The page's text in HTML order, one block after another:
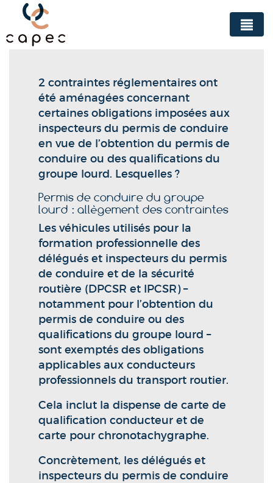
Panneau de gestion des cookies
2 contraintes réglementaires ont
été aménagées concernant
certaines obligations imposées aux
inspecteurs du permis de conduire
en vue de l’obtention du permis de
conduire ou des qualifications du
groupe lourd. Lesquelles ?
Permis de conduire du groupe
lourd : allègement des contraintes
Les véhicules utilisés pour la
formation professionnelle des
délégués et inspecteurs du permis
de conduire et de la sécurité
routière (DPCSR et IPCSR) –
notamment pour l’obtention du
permis de conduire ou des
qualifications du groupe lourd –
sont exemptés des obligations
applicables aux conducteurs
professionnels du transport routier.
Cela inclut la dispense de carte de
qualification conducteur et de
carte pour chronotachygraphe.
Concrètement, les délégués et
inspecteurs du permis de conduire